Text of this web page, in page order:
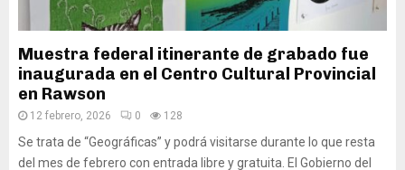
Muestra federal itinerante de grabado fue
inaugurada en el Centro Cultural Provincial
en Rawson
12 febrero, 2026 0 128
Se trata de “Geográficas” y podrá visitarse durante lo que resta
del mes de febrero con entrada libre y gratuita. El Gobierno del